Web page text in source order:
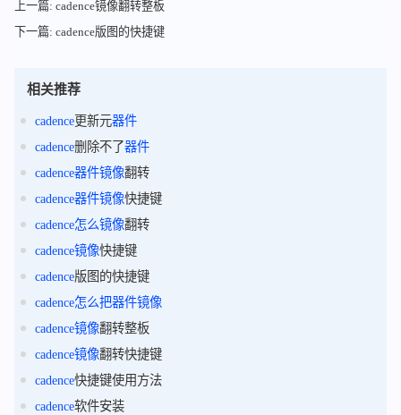
上一篇: cadence镜像翻转整板
下一篇: cadence版图的快捷键
相关推荐
cadence更新元器件
cadence删除不了器件
cadence器件镜像翻转
cadence器件镜像快捷键
cadence怎么镜像翻转
cadence镜像快捷键
cadence版图的快捷键
cadence怎么把器件镜像
cadence镜像翻转整板
cadence镜像翻转快捷键
cadence快捷键使用方法
cadence软件安装